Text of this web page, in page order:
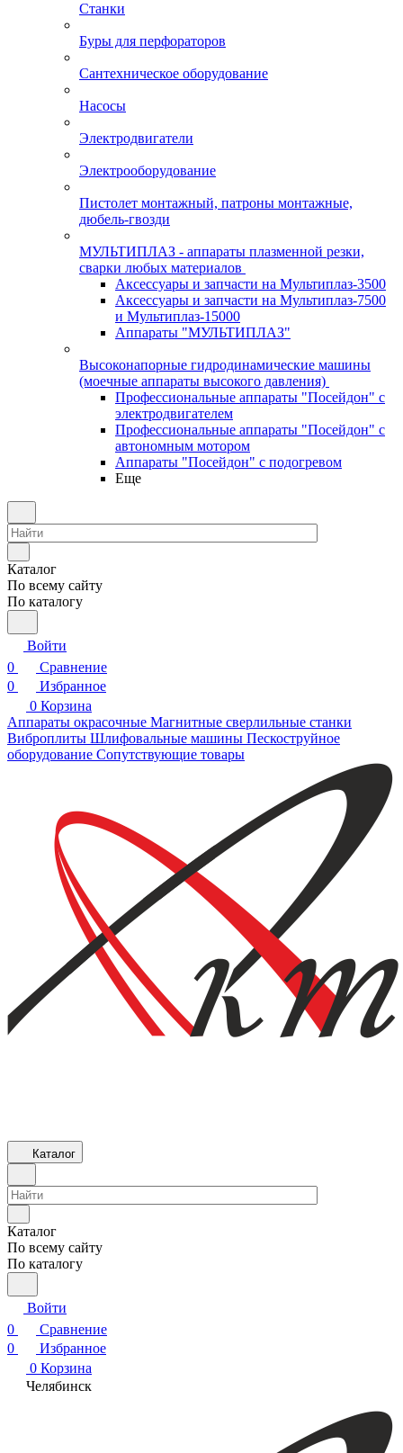
Станки
Буры для перфораторов
Сантехническое оборудование
Насосы
Электродвигатели
Электрооборудование
Пистолет монтажный, патроны монтажные,
дюбель-гвозди
МУЛЬТИПЛАЗ - аппараты плазменной резки,
сварки любых материалов
Аксессуары и запчасти на Мультиплаз-3500
Аксессуары и запчасти на Мультиплаз-7500
и Мультиплаз-15000
Аппараты "МУЛЬТИПЛАЗ"
Высоконапорные гидродинамические машины
(моечные аппараты высокого давления)
Профессиональные аппараты "Посейдон" с
электродвигателем
Профессиональные аппараты "Посейдон" с
автономным мотором
Аппараты "Посейдон" с подогревом
Еще
Каталог
По всему сайту
По каталогу
Войти
0
Сравнение
0
Избранное
0 Корзина
Аппараты окрасочные Магнитные сверлильные станки
Виброплиты Шлифовальные машины Пескоструйное
оборудование Сопутствующие товары
Каталог
Каталог
По всему сайту
По каталогу
Войти
0
Сравнение
0
Избранное
0 Корзина
Челябинск